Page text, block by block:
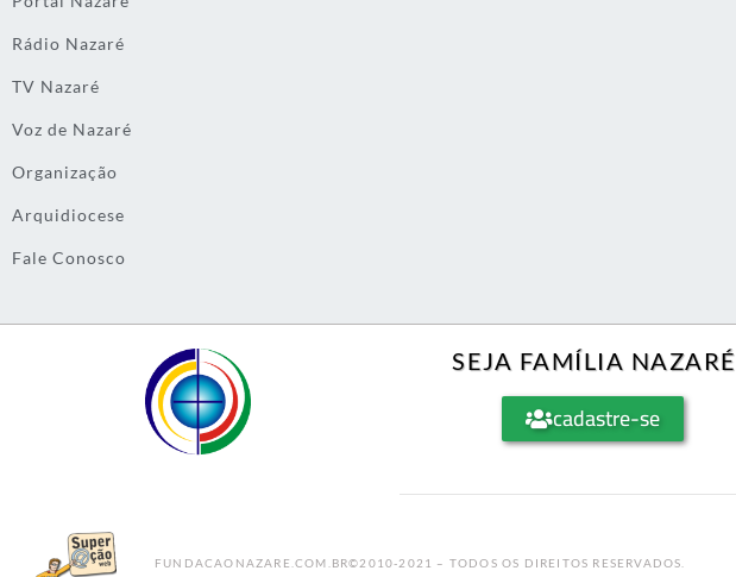
Rádio Nazaré
TV Nazaré
Voz de Nazaré
Organização
Arquidiocese
Fale Conosco
SEJA FAMÍLIA NAZARÉ
cadastre-se
FUNDACAONAZARE.COM.BR©2010-2021 – TODOS OS DIREITOS RESERVADOS.